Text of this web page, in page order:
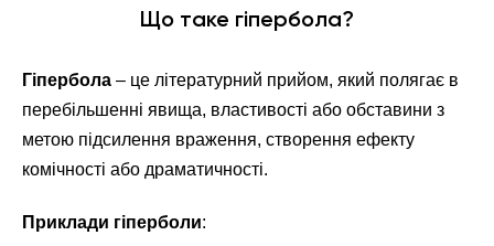
Що таке гіпербола?
Гіпербола – це літературний прийом, який полягає в
перебільшенні явища, властивості або обставини з
метою підсилення враження, створення ефекту
комічності або драматичності.
Приклади гіперболи: